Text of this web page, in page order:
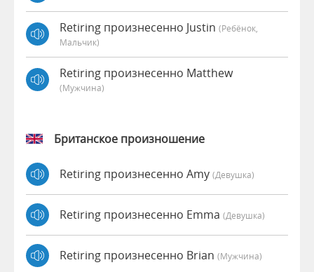
Retiring произнесенно Justin (Ребёнок,
Мальчик)
Retiring произнесенно Matthew
(мужчина)
Британское произношение
Retiring произнесенно Amy (девушка)
Retiring произнесенно Emma (девушка)
Retiring произнесенно Brian (мужчина)